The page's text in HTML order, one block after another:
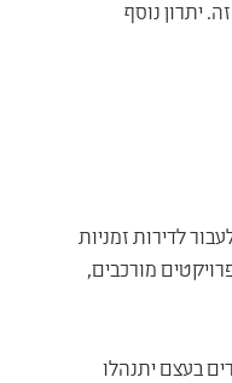
יתרון נוסף
לדירות זמניות
מורכבים,
בעצם יתנהלו